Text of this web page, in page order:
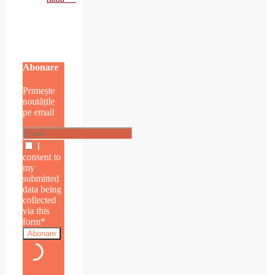
Abonare
Primește
noutățile
pe email
I
consent to
my
submitted
data being
collected
via this
form*